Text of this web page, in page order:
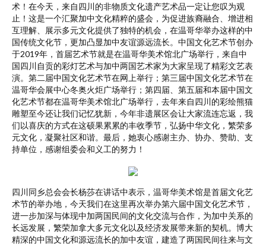
术！在今天，来自四川的非物质文化遗产艺术品一定让您叹为观
止！这是一个汇聚加中文化精粹的盛会，为促进族裔融合、增进相
互理解、展示多元文化提供了独特的机会，在温哥华举办这样的中
国传统文化节，更加凸显加中友谊源远流长。中国文化艺术节创办
于2019年，首届艺术节就是在温哥华美术馆北广场举行，来自中
国四川自贡的彩灯艺术与加中两国艺术家为大家呈现了精彩文艺表
演。第二届中国文化艺术节在网上举行；第三届中国文化艺术节在
温哥华会展中心冬奥火炬广场举行；第四届、第五届和本届中国文
化艺术节都在温哥华美术馆北广场举行，去年来自四川的彩绘熊猫
雕塑至今还让我们记忆犹新，今年非遗展区会让大家流连忘返，我
们以喜庆的方式在这硕果累累的丰收季节，弘扬中华文化，繁荣多
元文化，凝聚社区和谐。最后，她衷心感谢主办、协办、赞助、支
持单位，感谢组委会和义工的努力！
四川同乡总会会长杨莎在讲话中表示，温哥华美术馆是首届文化艺
术节的举办地，今天我们在这里再次举办第六届中国文化艺术节，
进一步加深与体现中加两国民间的文化交流与合作，为加中关系的
长远发展，繁荣加拿大多元文化以及经济发展带来新的契机。博大
精深的中国文化和源远流长的加中友谊，建造了两国民间往来与文